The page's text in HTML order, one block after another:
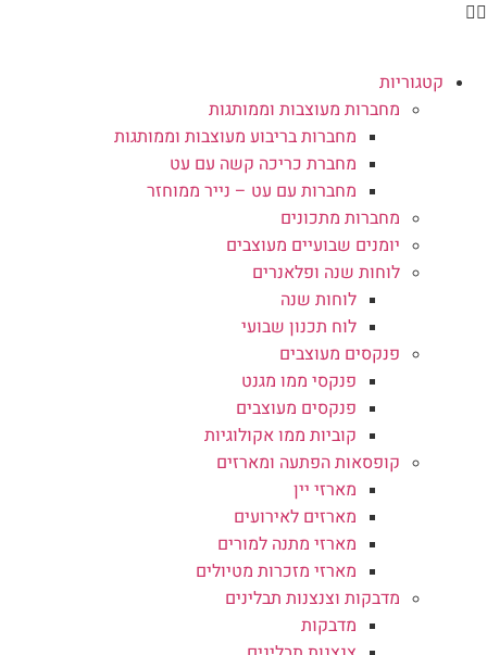
קטגוריות
מחברות מעוצבות וממותגות
מחברות בריבוע מעוצבות וממותגות
מחברת כריכה קשה עם עט
מחברות עם עט – נייר ממוחזר
מחברות מתכונים
יומנים שבועיים מעוצבים
לוחות שנה ופלאנרים
לוחות שנה
לוח תכנון שבועי
פנקסים מעוצבים
פנקסי ממו מגנט
פנקסים מעוצבים
קוביות ממו אקולוגיות
קופסאות הפתעה ומארזים
מארזי יין
מארזים לאירועים
מארזי מתנה למורים
מארזי מזכרות מטיולים
מדבקות וצנצנות תבלינים
מדבקות